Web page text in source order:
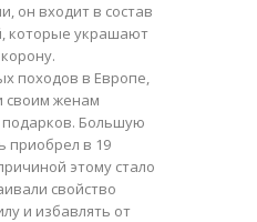
он входит в состав
которые украшают
походов в Европе,
своим женам
подарков. Большую
приобрел в 19
этому стало
свойство
и избавлять от